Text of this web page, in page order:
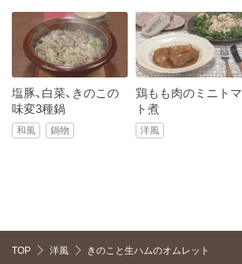
塩豚、白菜、きのこの
味変3種鍋
和風 鍋物
鶏もも肉のミニトマ
ト煮
洋風
TOP 洋風 きのこと生ハムのオムレット